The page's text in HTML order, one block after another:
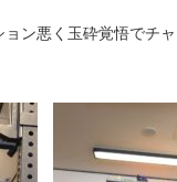
ン悪く玉砕覚悟でチ